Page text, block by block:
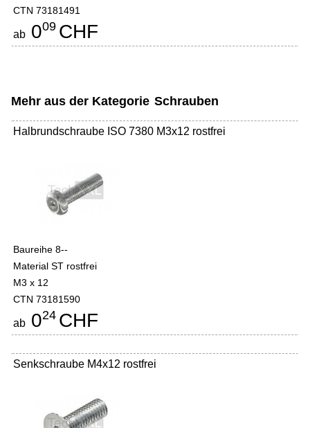
CTN 73181491
ab 009 CHF
Mehr aus der Kategorie Schrauben
Halbrundschraube ISO 7380 M3x12 rostfrei
Baureihe 8--
Material ST rostfrei
M3 x 12
CTN 73181590
ab 024 CHF
Senkschraube M4x12 rostfrei